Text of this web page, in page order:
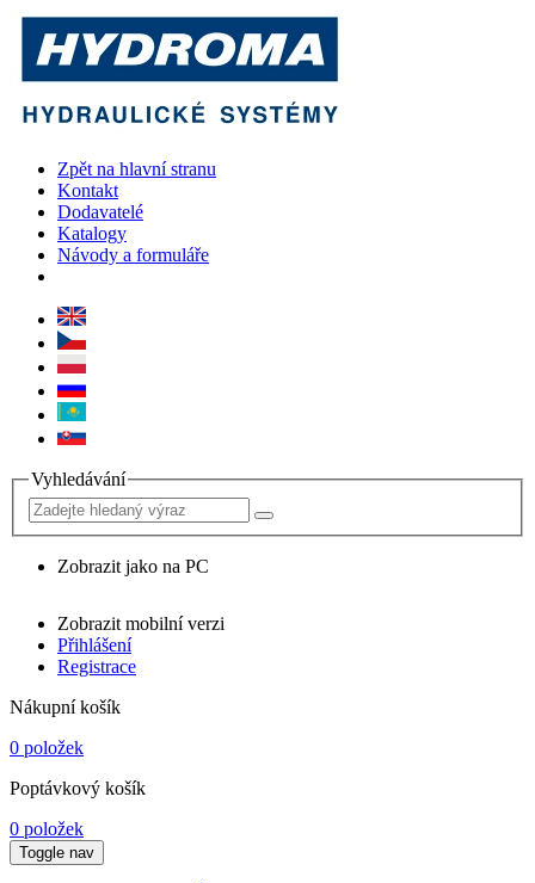
Zpět na hlavní stranu
Kontakt
Dodavatelé
Katalogy
Návody a formuláře
Vyhledávání
Zobrazit jako na PC
Zobrazit mobilní verzi
Přihlášení
Registrace
Nákupní košík
0 položek
Poptávkový košík
0 položek
Toggle nav